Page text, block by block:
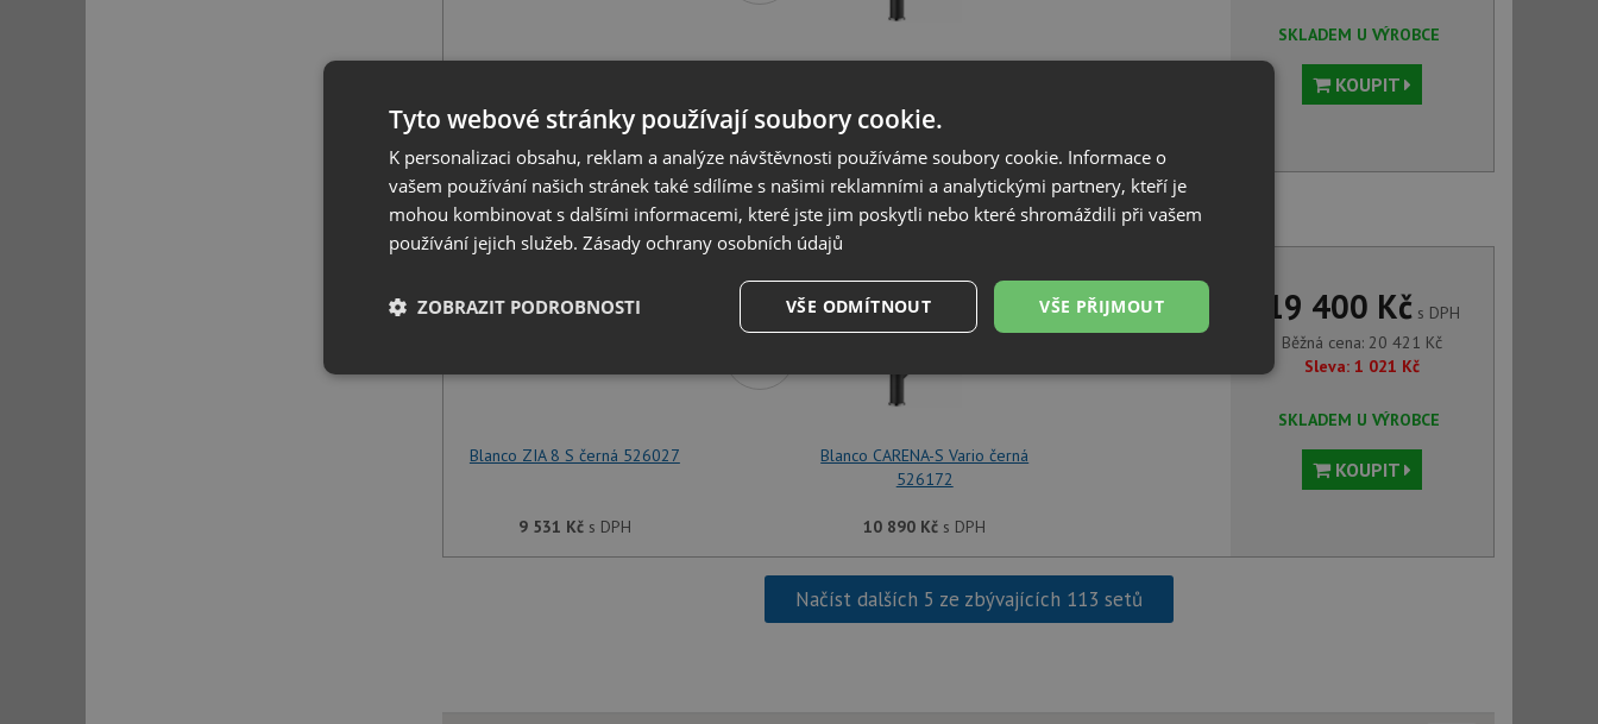
s DPH
SKLADEM U VÝROBCE
KOUPIT
SET Blanco ZIA 8 S černá 526027 + Blanco CARENA-S Vario černá 526172
Blanco ZIA 8 S černá 526027
9 531 Kčs DPH
+
Blanco CARENA-S Vario černá
526172
10 890 Kč s DPH
19 400 Kčs DPH
Běžná cena: 20 421 Kč
Sleva: 1 021 Kč
SKLADEM U VÝROBCE
KOUPIT
Načíst dalších 5 ze zbývajících 113 setů
Tyto webové stránky používají soubory cookie.
K personalizaci obsahu, reklam a analýze návštěvnosti používáme soubory cookie. Informace o
vašem používání našich stránek také sdílíme s našimi reklamními a analytickými partnery, kteří je
mohou kombinovat s dalšími informacemi, které jste jim poskytli nebo které shromáždili při vašem
používání jejich služeb. Zásady ochrany osobních údajů
VŠE PŘIJMOUT
VŠE ODMÍTNOUT
ZOBRAZIT PODROBNOSTI
Nezbytně nutné
Výkonové
Soubory cílení Funkční soubory
Nezařazené
Nezbytně nutné soubory cookie umožňují základní funkce webových stránek, jako je přihlášení uživatele a správa účtu. Webové
stránky nelze bez nezbytně nutných souborů cookie správně používat.